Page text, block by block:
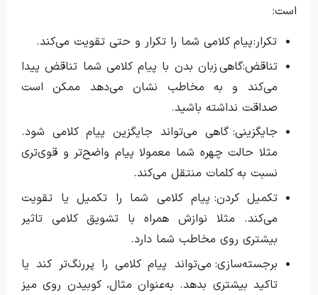
است:
تکرار: پیام کلامی شما را تکرار و حتی تقویت می‌کند.
تناقض:گاهی زبان بدن با پیام کلامی شما تناقض پیدا
می‌کند و به مخاطب نشان می‌دهد ممکن است
صداقت نداشته باشید.
جایگزینی: گاهی می‌تواند جایگزین پیام کلامی شود.
مثلا حالت چهره شما معمولا پیام واضح‌تر و قوی‌تری
نسبت به کلمات منتقل می‌کند.
تکمیل کردن: پیام کلامی شما را تکمیل یا تقویت
می‌کند. مثلا نوازش همراه با تشویق کلامی تاثیر
بیشتری روی مخاطب شما دارد.
برجسته‌سازی: می‌تواند پیام کلامی را پررنگ‌تر کند یا
تاکید بیشتری بدهد. به‌عنوان مثال، کوبیدن روی میز